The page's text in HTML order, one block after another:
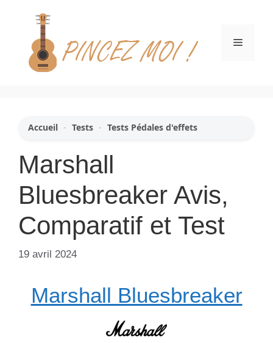
contenu
Menu
Accueil - Tests - Tests Pédales d'effets
Marshall
Bluesbreaker Avis,
Comparatif et Test
19 avril 2024
Marshall Bluesbreaker